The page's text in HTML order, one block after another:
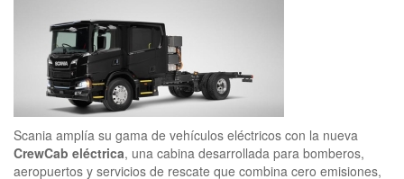
Scania amplía su gama de vehículos eléctricos con la nueva
CrewCab eléctrica, una cabina desarrollada para bomberos,
aeropuertos y servicios de rescate que combina cero emisiones,